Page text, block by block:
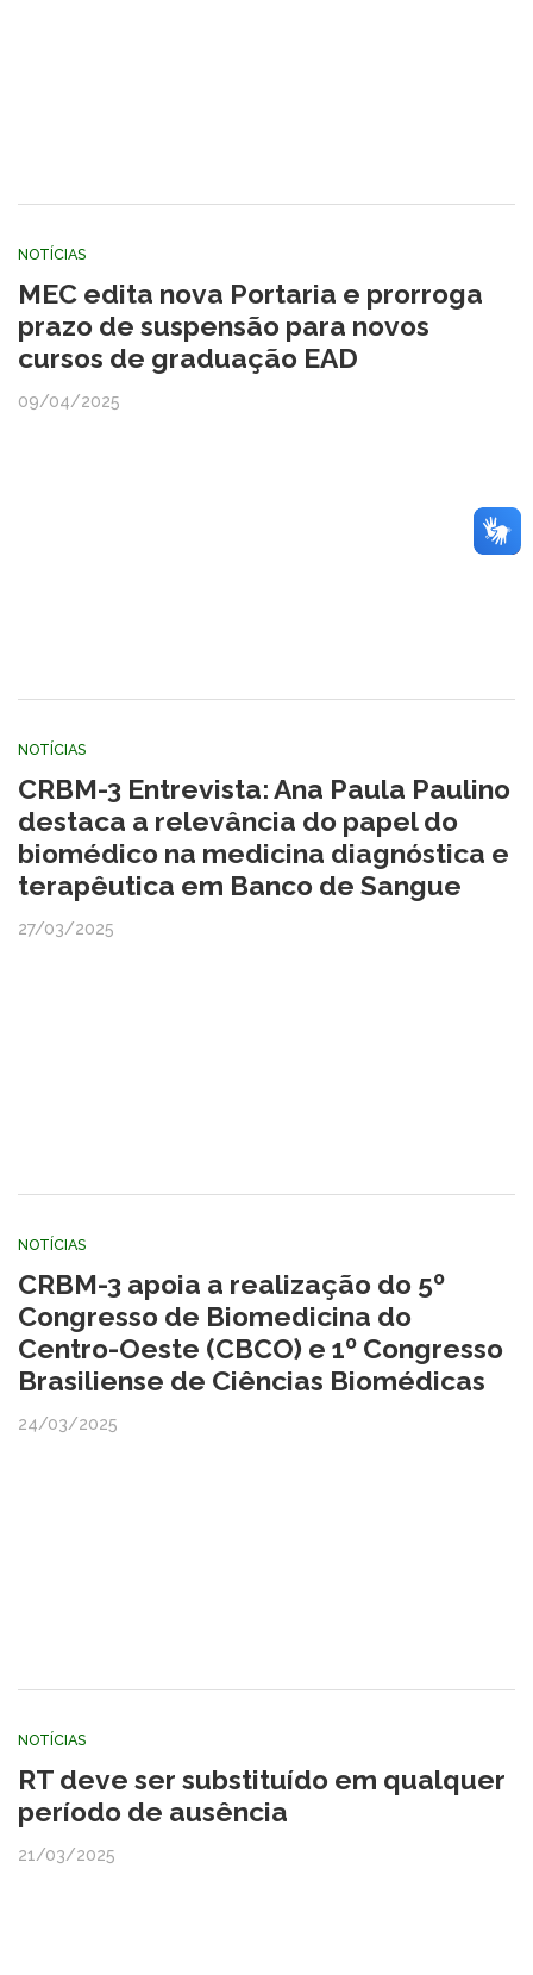
NOTÍCIAS
MEC edita nova Portaria e prorroga
prazo de suspensão para novos
cursos de graduação EAD
09/04/2025
NOTÍCIAS
CRBM-3 Entrevista: Ana Paula Paulino
destaca a relevância do papel do
biomédico na medicina diagnóstica e
terapêutica em Banco de Sangue
27/03/2025
NOTÍCIAS
CRBM-3 apoia a realização do 5º
Congresso de Biomedicina do
Centro-Oeste (CBCO) e 1º Congresso
Brasiliense de Ciências Biomédicas
24/03/2025
NOTÍCIAS
RT deve ser substituído em qualquer
período de ausência
21/03/2025